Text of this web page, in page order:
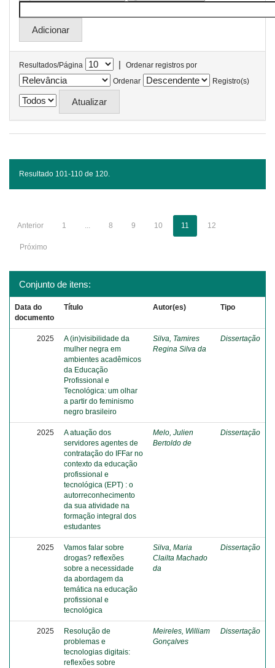
Resultados/Página |
Ordenar registros por
Ordenar
Registro(s)
Resultado 101-110 de 120.
Anterior 1 ... 8 9 10 11 12
Próximo
Conjunto de itens:
Data do
documento
Título Autor(es) Tipo
2025
A (in)visibilidade da
mulher negra em
ambientes acadêmicos
da Educação
Profissional e
Tecnológica: um olhar
a partir do feminismo
negro brasileiro
Silva, Tamires
Regina Silva da
Dissertação
2025
A atuação dos
servidores agentes de
contratação do IFFar no
contexto da educação
profissional e
tecnológica (EPT) : o
autorreconhecimento
da sua atividade na
formação integral dos
estudantes
Melo, Julien
Bertoldo de
Dissertação
2025
Vamos falar sobre
drogas? reflexões
sobre a necessidade
da abordagem da
temática na educação
profissional e
tecnológica
Silva, Maria
Clailta Machado
da
Dissertação
2025
Resolução de
problemas e
tecnologias digitais:
reflexões sobre
Meireles, William
Gonçalves
Dissertação